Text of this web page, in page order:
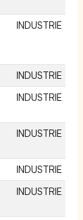
INDUSTRIE
INDUSTRIE
INDUSTRIE
INDUSTRIE
INDUSTRIE
INDUSTRIE